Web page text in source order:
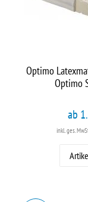
Optimo
Optimo
ab
inkl. ges.